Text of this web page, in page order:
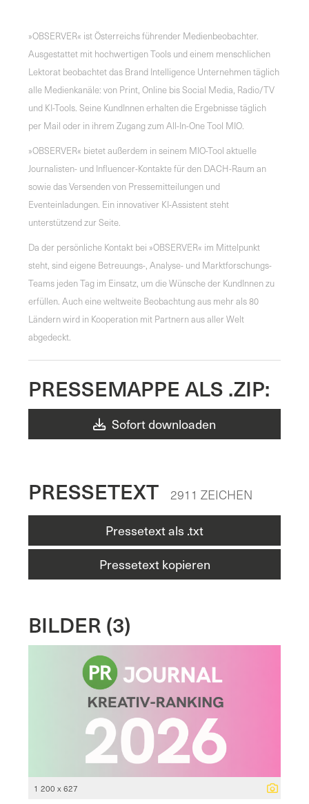
»OBSERVER« ist Österreichs führender Medienbeobachter.
Ausgestattet mit hochwertigen Tools und einem menschlichen
Lektorat beobachtet das Brand Intelligence Unternehmen täglich
alle Medienkanäle: von Print, Online bis Social Media, Radio/TV
und KI-Tools. Seine KundInnen erhalten die Ergebnisse täglich
per Mail oder in ihrem Zugang zum All-In-One Tool MIO.
»OBSERVER« bietet außerdem in seinem MIO-Tool aktuelle
Journalisten- und Influencer-Kontakte für den DACH-Raum an
sowie das Versenden von Pressemitteilungen und
Eventeinladungen. Ein innovativer KI-Assistent steht
unterstützend zur Seite.
Da der persönliche Kontakt bei »OBSERVER« im Mittelpunkt
steht, sind eigene Betreuungs-, Analyse- und Marktforschungs-
Teams jeden Tag im Einsatz, um die Wünsche der KundInnen zu
erfüllen. Auch eine weltweite Beobachtung aus mehr als 80
Ländern wird in Kooperation mit Partnern aus aller Welt
abgedeckt.
PRESSEMAPPE ALS .ZIP:
Sofort downloaden
PRESSETEXT
2911 ZEICHEN
Pressetext als .txt
Pressetext kopieren
BILDER (3)
1 200 x 627